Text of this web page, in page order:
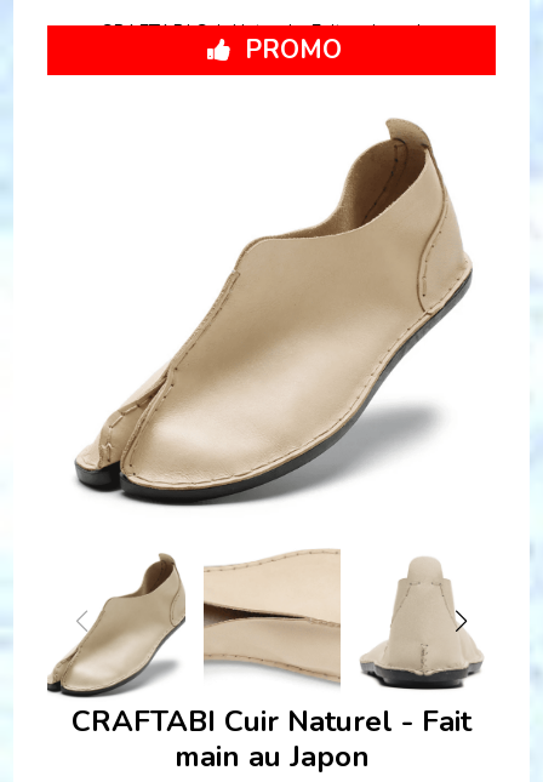
CRAFTABI Cuir Naturel - Fait main au Japon
PROMO
CRAFTABI Cuir Naturel - Fait
main au Japon